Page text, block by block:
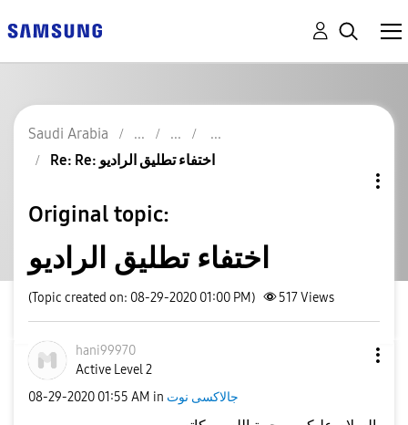
Saudi Arabia
Re: Re: اختفاء تطليق الراديو
Original topic:
اختفاء تطليق الراديو
(Topic created on: 08-29-2020 01:00 PM) 517Views
hani99970
Active Level 2
‎08-29-2020 01:55 AM in جالاكسى نوت